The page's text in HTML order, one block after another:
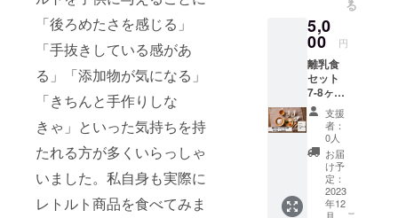
「後ろめたさを感じる」
「手抜きしている感があ
る」「添加物が気になる」
「きちんと手作りしな
きゃ」といった気持ちを持
たれる方が多くいらっしゃ
いました。私自身も実際に
レトルト商品を食べてみま
当たり
30g、そ
の他だ
し・野
菜・お
魚１包
当たり
15g ※送
料無
料・冷
凍保存
※賞味期
限は製
造より3
る
5,0
00 円
離乳食
セット
7-8ヶ月
（20
包）
5,000
(月齢7-
8ヶ月：
おかゆ2
包、だ
し4包、
支援
者：
0人
お届
け予
定：
2023
年12